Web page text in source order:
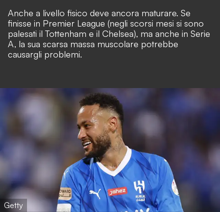
Anche a livello fisico deve ancora maturare. Se
finisse in Premier League (negli scorsi mesi si sono
palesati il Tottenham e il Chelsea), ma anche in Serie
A, la sua scarsa massa muscolare potrebbe
causargli problemi.
Getty